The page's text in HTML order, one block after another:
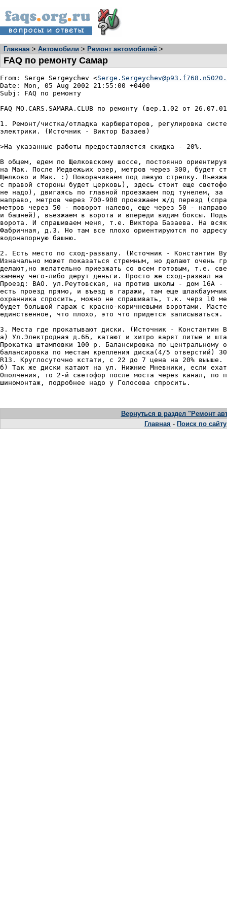
Главная > Автомобили > Ремонт автомобилей >
FAQ по ремонту Самар
From: Serge Sergeychev <
Date: Mon, 05 Aug 2002 21:55:00 +0400
Subj: FAQ по ремонту
FAQ MO.CARS.SAMARA.CLUB по ремонту (вер.1.02 от
1. Ремонт/чистка/отладка карбюраторов, регулировка
электрики. (Источник - Виктор Базаев)
>На указанные работы предоставляется скидка - 20%.
В общем, едем по Щелковскому шоссе, постоянно
на Мак. После Медвежьих озер, метров через 300, будет
Щелково и Мак. :) Поворачиваем под левую стрелку.
с правой стороны будет церковь), здесь стоит еще
не надо), двигаясь по главной проезжаем под тунелем,
направо, метров через 700-900 проезжаем ж/д перезд
метров через 50 - поворот налево, еще через 50 -
и башней), въезжаем в ворота и впереди видим боксы.
ворота. И спрашиваем меня, т.е. Виктора Базаева. На
Фабричная, д.3. Но там все плохо ориентируются по
водонапорную башню.
2. Есть место по сход-развалу. (Источник - Константин
Изначально может показаться стремным, но делают очень
делают,но желательно приезжать со всем готовым, т.е.
замену чего-либо дерут деньги. Просто же сход-развал
Проезд: ВАО. ул.Реутовская, на против школы - дом 16А -
есть проезд прямо, и въезд в гаражи, там еще
охранника спросить, можно не спрашивать, т.к. черз 10
будет большой гараж с красно-коричневыми воротами.
единственное, что плохо, это что придется записываться.
3. Места где прокатывают диски. (Источник - Константин
а) Ул.Электродная д.6Б, катают и хитро варят литые и
Прокатка штамповки 100 р. Балансировка по центральному
балансировка по местам крепления диска(4/5 отверстий)
R13. Круглосуточно кстати, с 22 до 7 цена на 20% выыше.
б) Так же диски катают на ул. Нижние Мневники, если
Ополчения, то 2-й светофор после моста через канал, по
шиномонтаж, подробнее надо у Голосова спросить.
Вернуться в раздел "Ремонт
Главная - Поиск по сайту